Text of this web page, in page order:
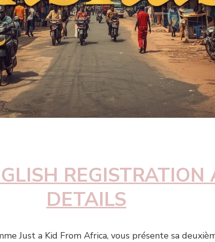
DETAILS
Just a Kid From Africa, vous présente sa